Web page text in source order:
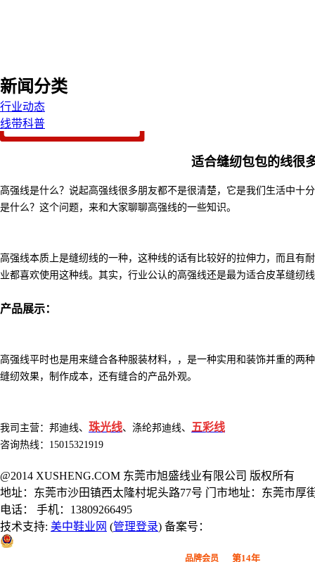
新闻分类
行业动态
线带科普
适合缝纫包包的线很
高强线是什么？说起高强线很多朋友都不是很清楚，它是我们生活中十
是什么？这个问题，来和大家聊聊高强线的一些知识。
高强线本质上是缝纫线的一种，这种线的话有比较好的拉伸力，而且有
业都喜欢使用这种线。其实，行业公认的高强线还是最为适合皮革缝纫
产品展示：
高强线平时也是用来缝合各种服装材料，，是一种实用和装饰并重的两
缝纫效果，制作成本，还有缝合的产品外观。
我司主营： 邦迪线、 珠光线、 涤纶邦迪线、 五彩线
咨询热线：15015321919
@2014 XUSHENG.COM 东莞市旭盛线业有限公司 版权所有
地址：东莞市沙田镇西太隆村坭头路77号 门市地址：东莞市厚
电话： 手机：13809266495
技术支持: 美中鞋业网 (管理登录) 备案号：
品牌会员 第14年